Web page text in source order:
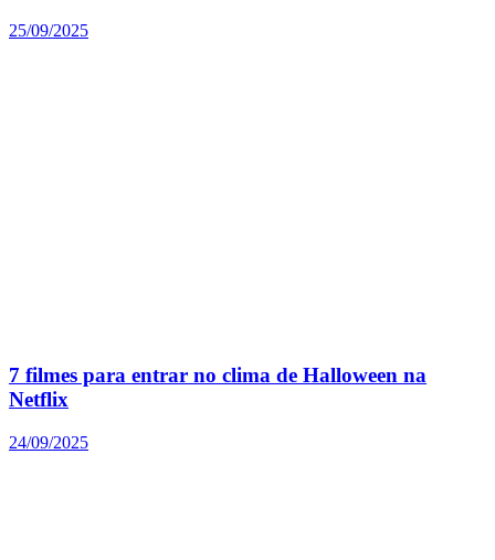
25/09/2025
7 filmes para entrar no clima de Halloween na
Netflix
24/09/2025